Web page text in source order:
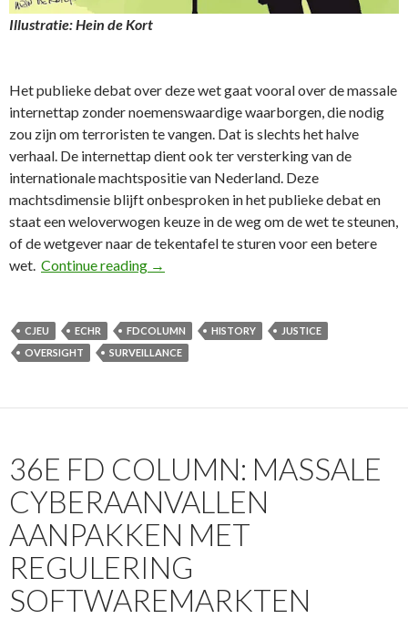
Illustratie: Hein de Kort
Het publieke debat over deze wet gaat vooral over de massale
internettap zonder noemenswaardige waarborgen, die nodig
zou zijn om terroristen te vangen. Dat is slechts het halve
verhaal. De internettap dient ook ter versterking van de
internationale machtspositie van Nederland. Deze
machtsdimensie blijft onbesproken in het publieke debat en
staat een weloverwogen keuze in de weg om de wet te steunen,
of de wetgever naar de tekentafel te sturen voor een betere
wet. Continue reading 44e FD Column: Machtspositie
→
CJEU ECHR FDCOLUMN HISTORY
JUSTICE
OVERSIGHT
SURVEILLANCE
36E FD COLUMN: MASSALE
CYBERAANVALLEN
AANPAKKEN MET
REGULERING
SOFTWAREMARKTEN